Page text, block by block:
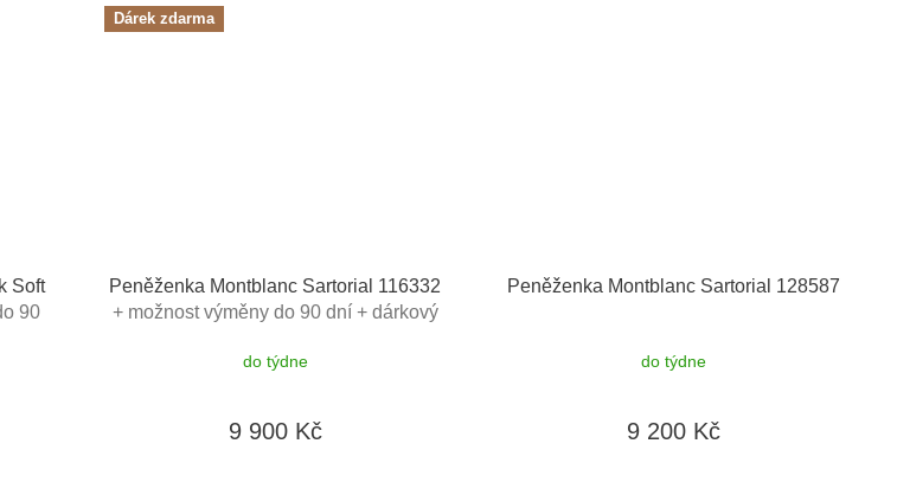
Soft
90
Dárek zdarma
Peněženka Montblanc Sartorial 116332
+ možnost výměny do 90 dní + dárkový
do týdne
9 900 Kč
Peněženka Montblanc Sartorial 128587
do týdne
9 200 Kč